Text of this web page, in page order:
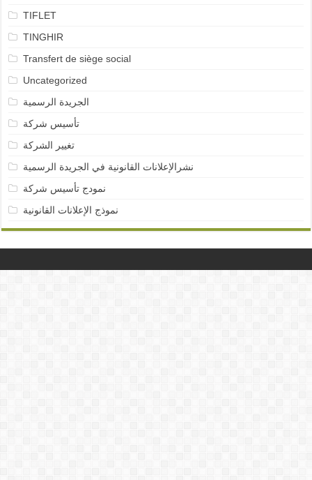
TIFLET
TINGHIR
Transfert de siège social
Uncategorized
الجريدة الرسمية
تأسيس شركة
تغيير الشركة
نشرالإعلانات القانونية في الجريدة الرسمية
نمودج تأسيس شركة
نموذج الإعلانات القانونية